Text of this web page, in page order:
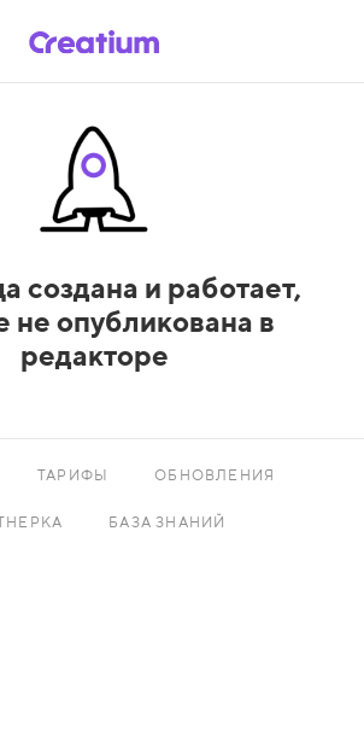
создана и работает,
не опубликована в
редакторе
ТАРИФЫ ОБНОВЛЕНИЯ
БАЗА ЗНАНИЙ